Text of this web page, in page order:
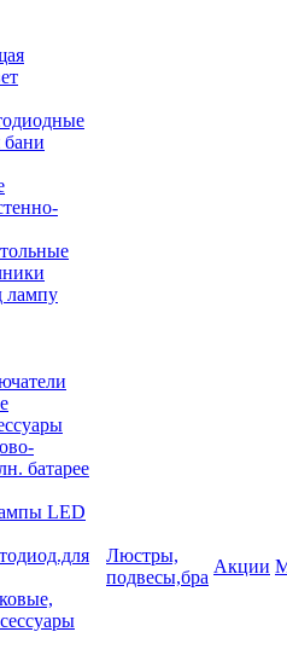
бани
лампу
батарее
LED
Люстры,
подвесы,бра
Акции